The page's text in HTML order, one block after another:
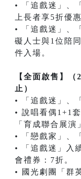
• 「追戲迷」、
上長者享5折優
• 「追戲迷」、
礙人士與1位陪
件入場。
【全面啟售】
止）
• 「追戲迷」、
• 說唱看偶1+1
「育成聯合展演
• 「戀戲家」、
• 「追戲迷」入
會禮券：7折。
• 國光劇團「群